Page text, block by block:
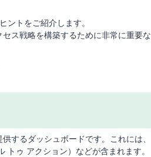
トをご紹介します。
ス戦略を構築するために非常に重要な
するダッシュボードです。これには、
ゥ アクション）などが含まれます。